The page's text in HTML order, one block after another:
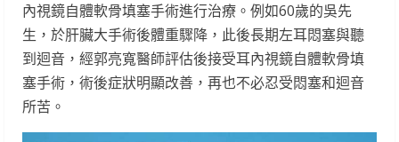
內視鏡自體軟骨填塞手術進行治療。例如60歲的吳先
生，於肝臟大手術後體重驟降，此後長期左耳悶塞與聽
到迴音，經郭亮寬醫師評估後接受耳內視鏡自體軟骨填
塞手術，術後症狀明顯改善，再也不必忍受悶塞和迴音
所苦。